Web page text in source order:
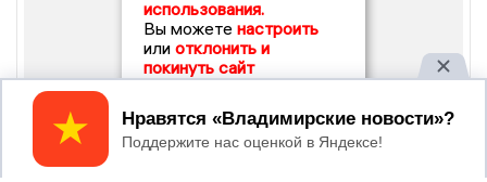
использования.
Вы можете настроить
или отклонить и
покинуть сайт
Принять